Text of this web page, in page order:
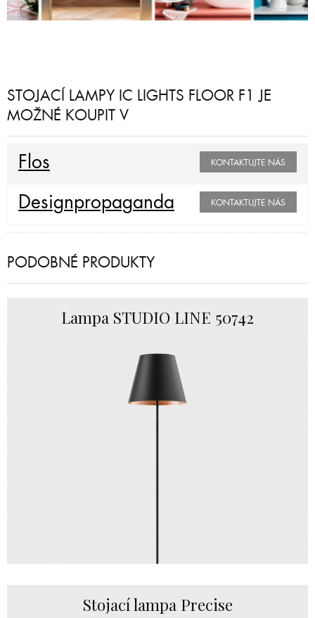
STOJACÍ LAMPY IC LIGHTS FLOOR F1 JE
MOŽNÉ KOUPIT V
Flos KONTAKTUJTE NÁS
Designpropaganda KONTAKTUJTE NÁS
PODOBNÉ PRODUKTY
Lampa STUDIO LINE 50742
Stojací lampa Precise